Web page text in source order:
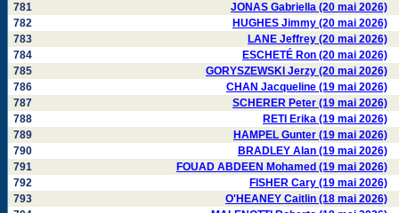
781
JONAS Gabriella (20 mai 2026)
782
HUGHES Jimmy (20 mai 2026)
783
LANE Jeffrey (20 mai 2026)
784
ESCHETÉ Ron (20 mai 2026)
785
GORYSZEWSKI Jerzy (20 mai 2026)
786
CHAN Jacqueline (19 mai 2026)
787
SCHERER Peter (19 mai 2026)
788
RETI Erika (19 mai 2026)
789
HAMPEL Gunter (19 mai 2026)
790
BRADLEY Alan (19 mai 2026)
791
FOUAD ABDEEN Mohamed (19 mai 2026)
792
FISHER Cary (19 mai 2026)
793
O'HEANEY Caitlin (18 mai 2026)